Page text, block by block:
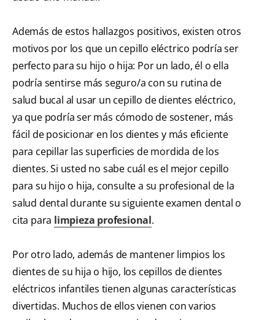
Además de estos hallazgos positivos, existen otros
motivos por los que un cepillo eléctrico podría ser
perfecto para su hijo o hija: Por un lado, él o ella
podría sentirse más seguro/a con su rutina de
salud bucal al usar un cepillo de dientes eléctrico,
ya que podría ser más cómodo de sostener, más
fácil de posicionar en los dientes y más eficiente
para cepillar las superficies de mordida de los
dientes. Si usted no sabe cuál es el mejor cepillo
para su hijo o hija, consulte a su profesional de la
salud dental durante su siguiente examen dental o
cita para limpieza profesional.
Por otro lado, además de mantener limpios los
dientes de su hija o hijo, los cepillos de dientes
eléctricos infantiles tienen algunas características
divertidas. Muchos de ellos vienen con varios